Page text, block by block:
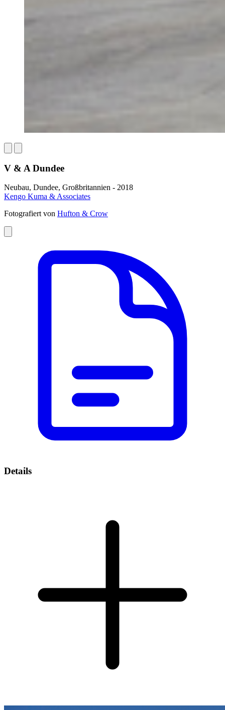
V & A Dundee
Neubau, Dundee, Großbritannien - 2018
Kengo Kuma & Associates
Fotografiert von Hufton & Crow
Details